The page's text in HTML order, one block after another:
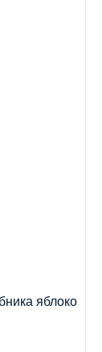
яблоко